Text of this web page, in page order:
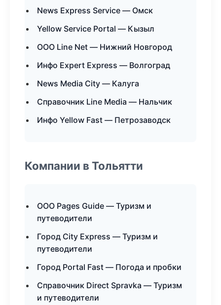
News Express Service — Омск
Yellow Service Portal — Кызыл
ООО Line Net — Нижний Новгород
Инфо Expert Express — Волгоград
News Media City — Калуга
Справочник Line Media — Нальчик
Инфо Yellow Fast — Петрозаводск
Компании в Тольятти
ООО Pages Guide — Туризм и
путеводители
Город City Express — Туризм и
путеводители
Город Portal Fast — Погода и пробки
Справочник Direct Spravka — Туризм
и путеводители